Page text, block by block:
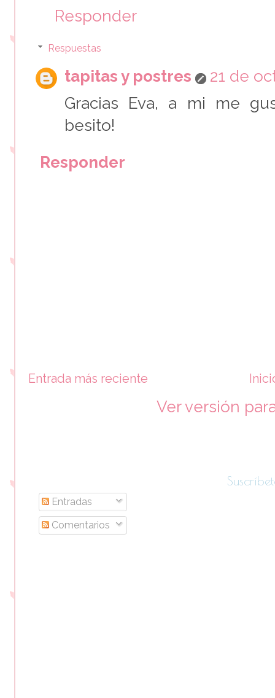
Responder
Respuestas
tapitas y postres
21 de
Gracias Eva, a mi me
besito!
Responder
Entrada más reciente
Ver versión
Entradas
Comentarios